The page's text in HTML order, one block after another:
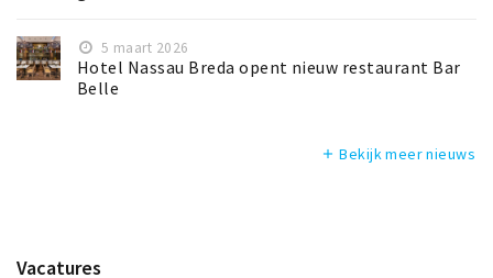
5 maart 2026
Hotel Nassau Breda opent nieuw restaurant Bar
Belle
add Bekijk meer nieuws
Vacatures